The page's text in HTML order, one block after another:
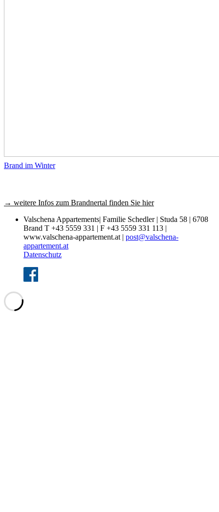
Brand im Winter
→ weitere Infos zum Brandnertal finden Sie hier
Valschena Appartements| Familie Schedler | Studa 58 | 6708
Brand T +43 5559 331 | F +43 5559 331 113 |
www.valschena-appartement.at | post@valschena-
appartement.at
Datenschutz